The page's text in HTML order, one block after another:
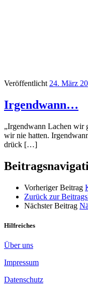
Veröffentlicht 24. März
Irgendwann…
„Irgendwann Lachen wir
wir nie hatten.
drück […]
Vorheriger Beitrag
Zurück zur
Nächster Beitrag
Hilfreiches
Über uns
Impressum
Datenschutz